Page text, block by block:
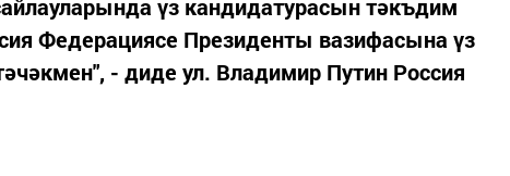
үз кандидатурасын тәкъдим
Федерациясе Президенты вазифасына үз
- диде ул. Владимир Путин Россия